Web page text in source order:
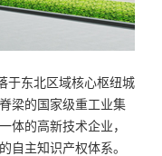
东北区域核心枢纽城
梁的国家级重工业集
体的高新技术企业，
自主知识产权体系。